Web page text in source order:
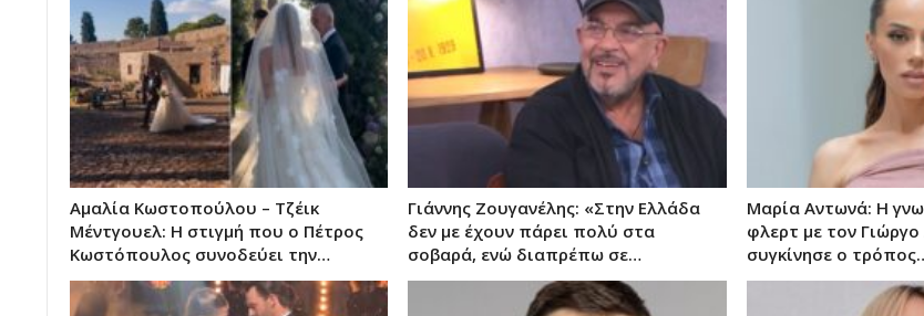
Αμαλία Κωστοπούλου – Τζέικ
Μέντγουελ: Η στιγμή που ο Πέτρος
Κωστόπουλος συνοδεύει την…
Γιάννης Ζουγανέλης: «Στην Ελλάδα
δεν με έχουν πάρει πολύ στα
σοβαρά, ενώ διαπρέπω σε…
Μαρία Αντωνά: Η
φλερτ με τον
συγκίνησε ο